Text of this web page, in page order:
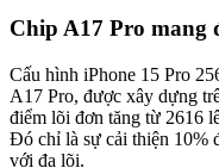
Chip A17 Pro mang
Cấu hình iPhone 15 Pro
A17 Pro, được xây dựng
điểm lõi đơn tăng từ 2616
Đó chỉ là sự cải thiện 10%
với đa lõi.